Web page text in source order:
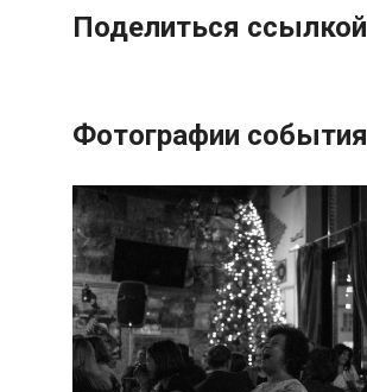
Поделиться ссылкой
Фотографии события